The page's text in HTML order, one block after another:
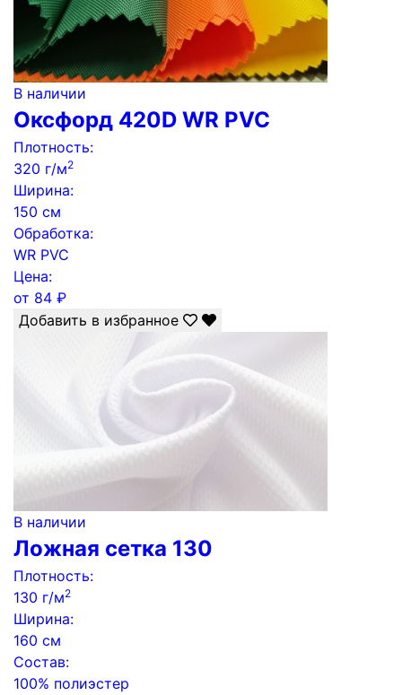
В наличии
Оксфорд 420D WR PVC
Плотность:
320 г/м2
Ширина:
150 см
Обработка:
WR PVC
Цена:
от 84 ₽
Добавить в избранное
В наличии
Ложная сетка 130
Плотность:
130 г/м2
Ширина:
160 см
Состав:
100% полиэстер